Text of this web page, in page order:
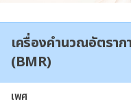
เครื่องคำนวณอัตรา
(BMR)
เพศ